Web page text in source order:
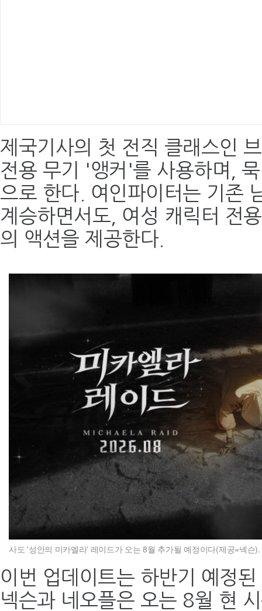
제국기사의 첫 전직 클래스인
전용 무기 '앵커'를 사용하며,
으로 한다. 여인파이터는 기존
계승하면서도, 여성 캐릭터 전
의 액션을 제공한다.
사도 '성안의 미카엘라' 레이드가 오는 8월 추가될 예정이다(제공=넥슨).
이번 업데이트는 하반기 예정
넥슨과 네오플은 오는 8월 현